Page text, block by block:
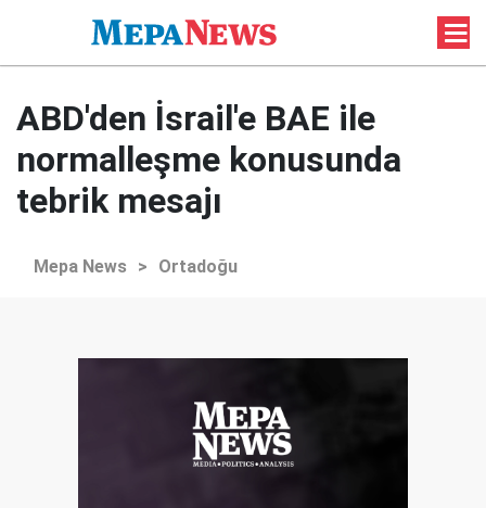
ABD'den İsrail'e BAE ile
normalleşme konusunda
tebrik mesajı
Mepa News > Ortadoğu